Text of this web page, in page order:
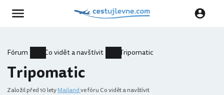
Fórum Co vidět a navštívit Tripomatic
Tripomatic
Založilpřed 10 letyMailandve fóru Co vidět a navštívit